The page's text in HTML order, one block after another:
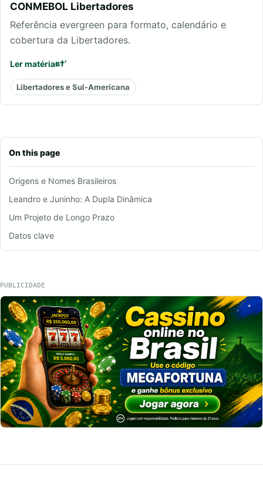
On this page
Origens e Nomes Brasileiros
Leandro e Juninho: A Dupla Dinâmica
Um Projeto de Longo Prazo
Datos clave
CONMEBOL Libertadores
Referência evergreen para formato, calendário e
cobertura da Libertadores.
Ler matéria
Libertadores e Sul-Americana
PUBLICIDADE